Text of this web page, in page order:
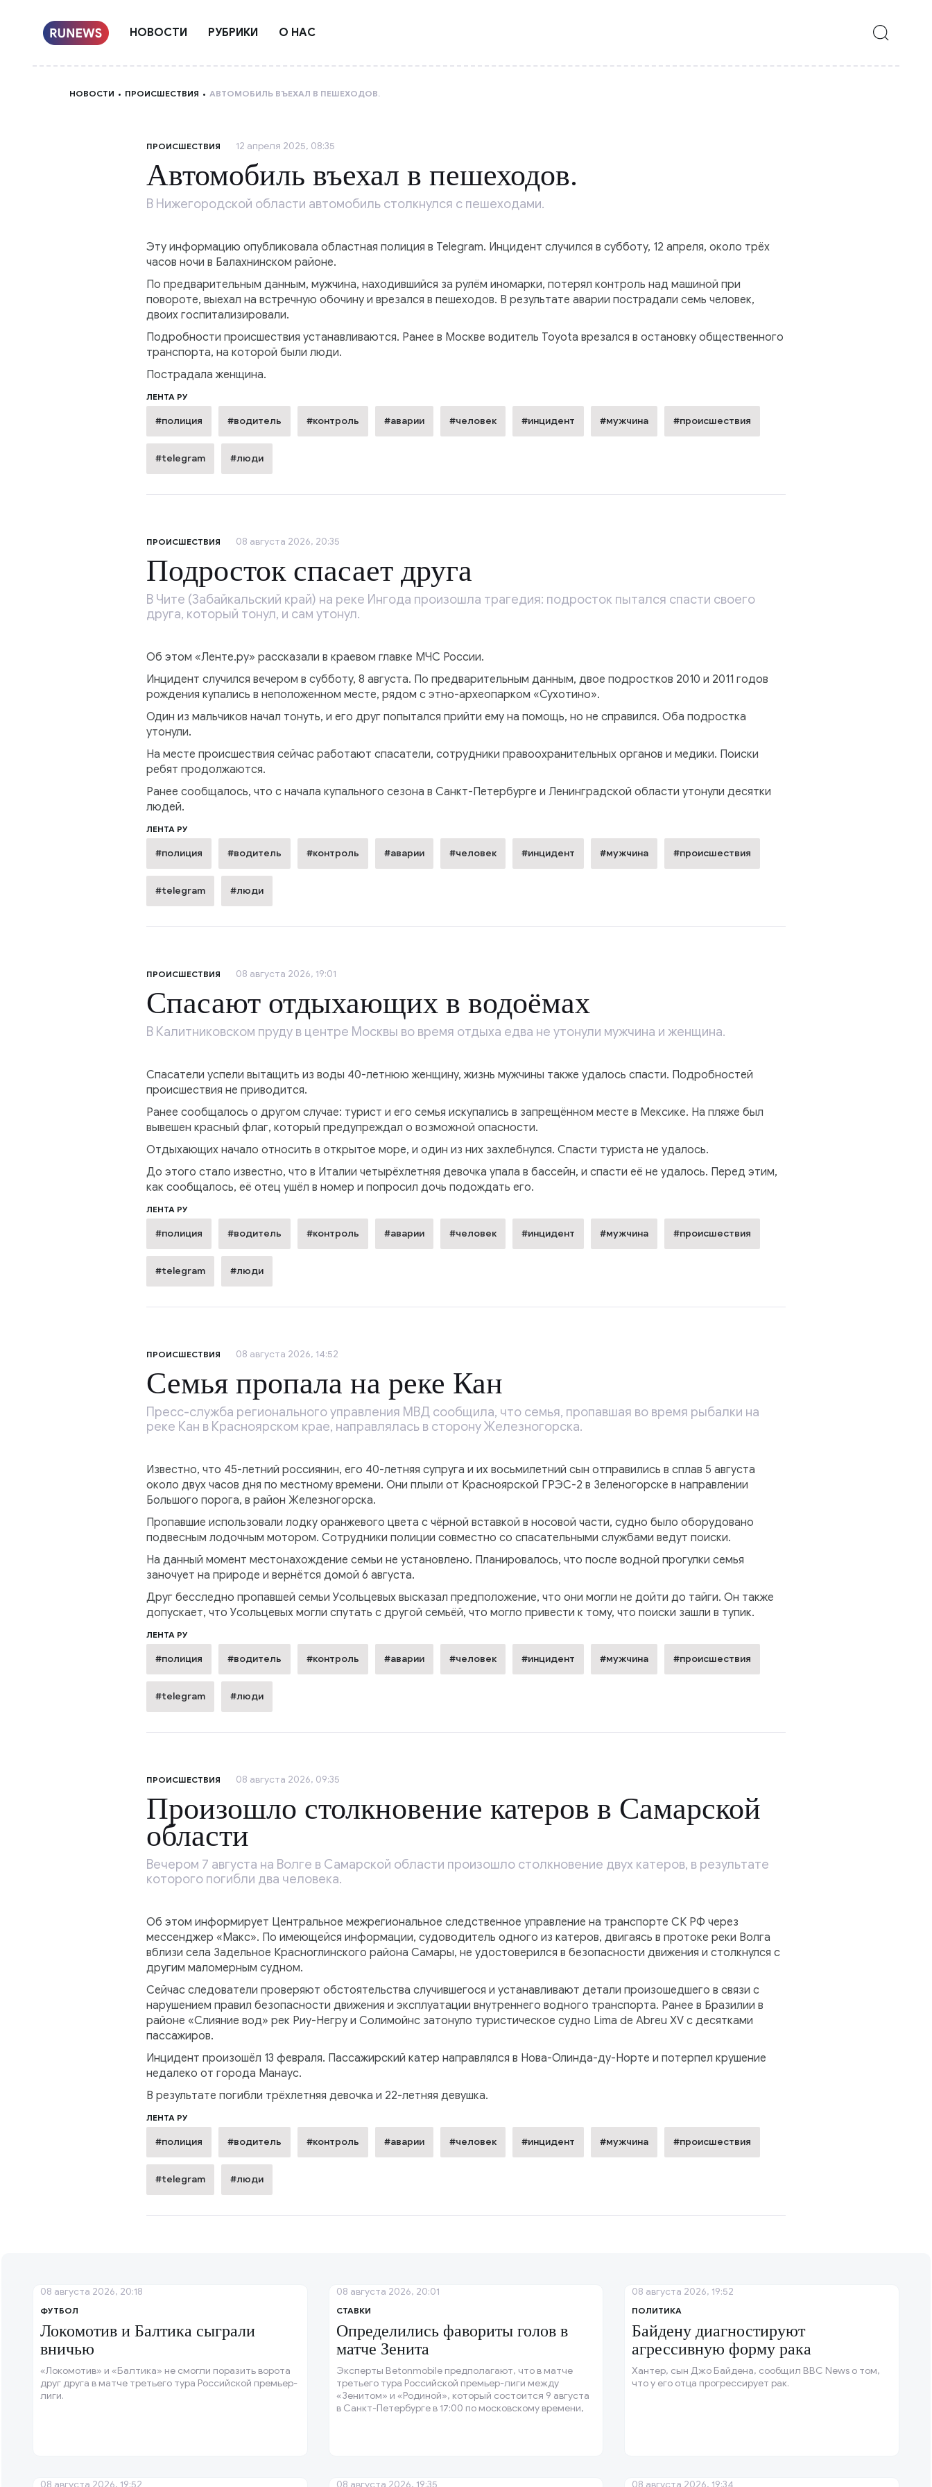
НОВОСТИ РУБРИКИ О НАС
НОВОСТИ ПРОИСШЕСТВИЯ АВТОМОБИЛЬ ВЪЕХАЛ В ПЕШЕХОДОВ.
ПРОИСШЕСТВИЯ 12 апреля 2025, 08:35
Автомобиль въехал в пешеходов.
В Нижегородской области автомобиль столкнулся с пешеходами.
Эту информацию опубликовала областная полиция в Telegram. Инцидент случился в субботу, 12 апреля, около трёх
часов ночи в Балахнинском районе.
По предварительным данным, мужчина, находившийся за рулём иномарки, потерял контроль над машиной при
повороте, выехал на встречную обочину и врезался в пешеходов. В результате аварии пострадали семь человек,
двоих госпитализировали.
Подробности происшествия устанавливаются. Ранее в Москве водитель Toyota врезался в остановку общественного
транспорта, на которой были люди.
Пострадала женщина.
ЛЕНТА РУ
#полиция #водитель #контроль #аварии #человек #инцидент #мужчина #происшествия
#telegram #люди
ПРОИСШЕСТВИЯ 08 августа 2026, 20:35
Подросток спасает друга
В Чите (Забайкальский край) на реке Ингода произошла трагедия: подросток пытался спасти своего
друга, который тонул, и сам утонул.
Об этом «Ленте.ру» рассказали в краевом главке МЧС России.
Инцидент случился вечером в субботу, 8 августа. По предварительным данным, двое подростков 2010 и 2011 годов
рождения купались в неположенном месте, рядом с этно-археопарком «Сухотино».
Один из мальчиков начал тонуть, и его друг попытался прийти ему на помощь, но не справился. Оба подростка
утонули.
На месте происшествия сейчас работают спасатели, сотрудники правоохранительных органов и медики. Поиски
ребят продолжаются.
Ранее сообщалось, что с начала купального сезона в Санкт-Петербурге и Ленинградской области утонули десятки
людей.
ЛЕНТА РУ
#полиция #водитель #контроль #аварии #человек #инцидент #мужчина #происшествия
#telegram #люди
ПРОИСШЕСТВИЯ 08 августа 2026, 19:01
Спасают отдыхающих в водоёмах
В Калитниковском пруду в центре Москвы во время отдыха едва не утонули мужчина и женщина.
Спасатели успели вытащить из воды 40-летнюю женщину, жизнь мужчины также удалось спасти. Подробностей
происшествия не приводится.
Ранее сообщалось о другом случае: турист и его семья искупались в запрещённом месте в Мексике. На пляже был
вывешен красный флаг, который предупреждал о возможной опасности.
Отдыхающих начало относить в открытое море, и один из них захлебнулся. Спасти туриста не удалось.
До этого стало известно, что в Италии четырёхлетняя девочка упала в бассейн, и спасти её не удалось. Перед этим,
как сообщалось, её отец ушёл в номер и попросил дочь подождать его.
ЛЕНТА РУ
#полиция #водитель #контроль #аварии #человек #инцидент #мужчина #происшествия
#telegram #люди
ПРОИСШЕСТВИЯ 08 августа 2026, 14:52
Семья пропала на реке Кан
Пресс-служба регионального управления МВД сообщила, что семья, пропавшая во время рыбалки на
реке Кан в Красноярском крае, направлялась в сторону Железногорска.
Известно, что 45-летний россиянин, его 40-летняя супруга и их восьмилетний сын отправились в сплав 5 августа
около двух часов дня по местному времени. Они плыли от Красноярской ГРЭС-2 в Зеленогорске в направлении
Большого порога, в район Железногорска.
Пропавшие использовали лодку оранжевого цвета с чёрной вставкой в носовой части, судно было оборудовано
подвесным лодочным мотором. Сотрудники полиции совместно со спасательными службами ведут поиски.
На данный момент местонахождение семьи не установлено. Планировалось, что после водной прогулки семья
заночует на природе и вернётся домой 6 августа.
Друг бесследно пропавшей семьи Усольцевых высказал предположение, что они могли не дойти до тайги. Он также
допускает, что Усольцевых могли спутать с другой семьёй, что могло привести к тому, что поиски зашли в тупик.
ЛЕНТА РУ
#полиция #водитель #контроль #аварии #человек #инцидент #мужчина #происшествия
#telegram #люди
ПРОИСШЕСТВИЯ 08 августа 2026, 09:35
Произошло столкновение катеров в Самарской
области
Вечером 7 августа на Волге в Самарской области произошло столкновение двух катеров, в результате
которого погибли два человека.
Об этом информирует Центральное межрегиональное следственное управление на транспорте СК РФ через
мессенджер «Макс». По имеющейся информации, судоводитель одного из катеров, двигаясь в протоке реки Волга
вблизи села Задельное Красноглинского района Самары, не удостоверился в безопасности движения и столкнулся с
другим маломерным судном.
Сейчас следователи проверяют обстоятельства случившегося и устанавливают детали произошедшего в связи с
нарушением правил безопасности движения и эксплуатации внутреннего водного транспорта. Ранее в Бразилии в
районе «Слияние вод» рек Риу-Негру и Солимойнс затонуло туристическое судно Lima de Abreu XV с десятками
пассажиров.
Инцидент произошёл 13 февраля. Пассажирский катер направлялся в Нова-Олинда-ду-Норте и потерпел крушение
недалеко от города Манаус.
В результате погибли трёхлетняя девочка и 22-летняя девушка.
ЛЕНТА РУ
#полиция #водитель #контроль #аварии #человек #инцидент #мужчина #происшествия
#telegram #люди
ФУТБОЛ
Локомотив и Балтика сыграли
вничью
«Локомотив» и «Балтика» не смогли поразить ворота
друг друга в матче третьего тура Российской премьер-
лиги.
08 августа 2026, 20:18
СТАВКИ
Определились фавориты голов в
матче Зенита
Эксперты Betonmobile предполагают, что в матче
третьего тура Российской премьер-лиги между
«Зенитом» и «Родиной», который состоится 9 августа
в Санкт-Петербурге в 17:00 по московскому времени,
08 августа 2026, 20:01
ПОЛИТИКА
Байдену диагностируют
агрессивную форму рака
Хантер, сын Джо Байдена, сообщил BBC News о том,
что у его отца прогрессирует рак.
08 августа 2026, 19:52